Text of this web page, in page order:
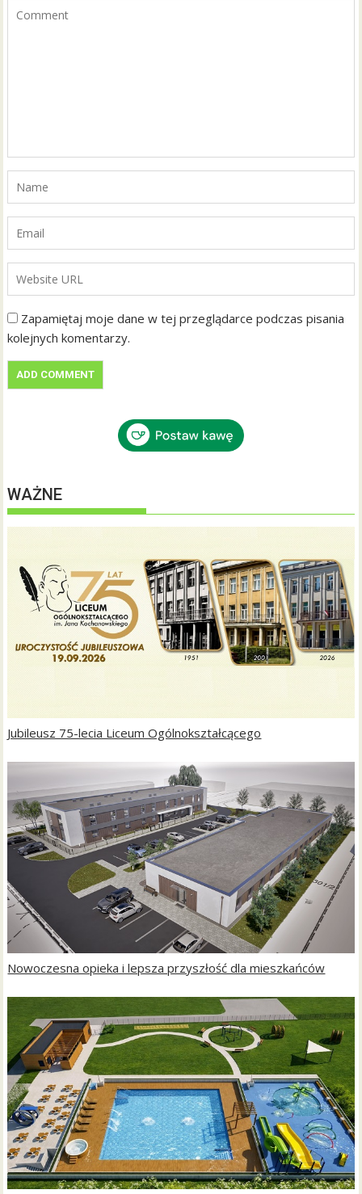
Zapamiętaj moje dane w tej przeglądarce podczas pisania
kolejnych komentarzy.
WAŻNE
Jubileusz 75-lecia Liceum Ogólnokształcącego
Nowoczesna opieka i lepsza przyszłość dla mieszkańców